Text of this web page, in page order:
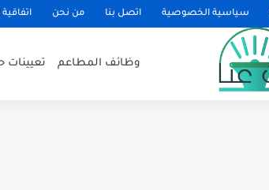
سياسية الخصوصية اتصل بنا من نحن
وظائف المطاعم تعيينات